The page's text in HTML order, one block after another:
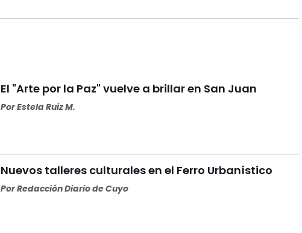
El "Arte por la Paz" vuelve a brillar en San Juan
PorEstela Ruiz M.
Nuevos talleres culturales en el Ferro Urbanístico
PorRedacción Diario de Cuyo